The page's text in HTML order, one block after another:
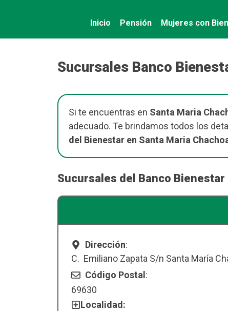
Inicio Pensión Mujeres con
Sucursales Banco
Si te encuentras en Santa Maria
adecuado. Te brindamos todos los
del Bienestar en Santa Maria
Sucursales del Banco
Dirección:
C. Emiliano Zapata S/n Santa María
Código Postal :
69630
Localidad: